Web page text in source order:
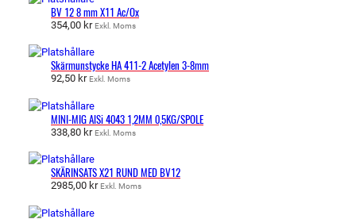
BV 12 8 mm X11 Ac/Ox
354,00 kr Exkl. Moms
Skärmunstycke HA 411-2 Acetylen 3-8mm
92,50 kr Exkl. Moms
MINI-MIG AlSi 4043 1,2MM 0,5KG/SPOLE
338,80 kr Exkl. Moms
SKÄRINSATS X21 RUND MED BV12
2985,00 kr Exkl. Moms